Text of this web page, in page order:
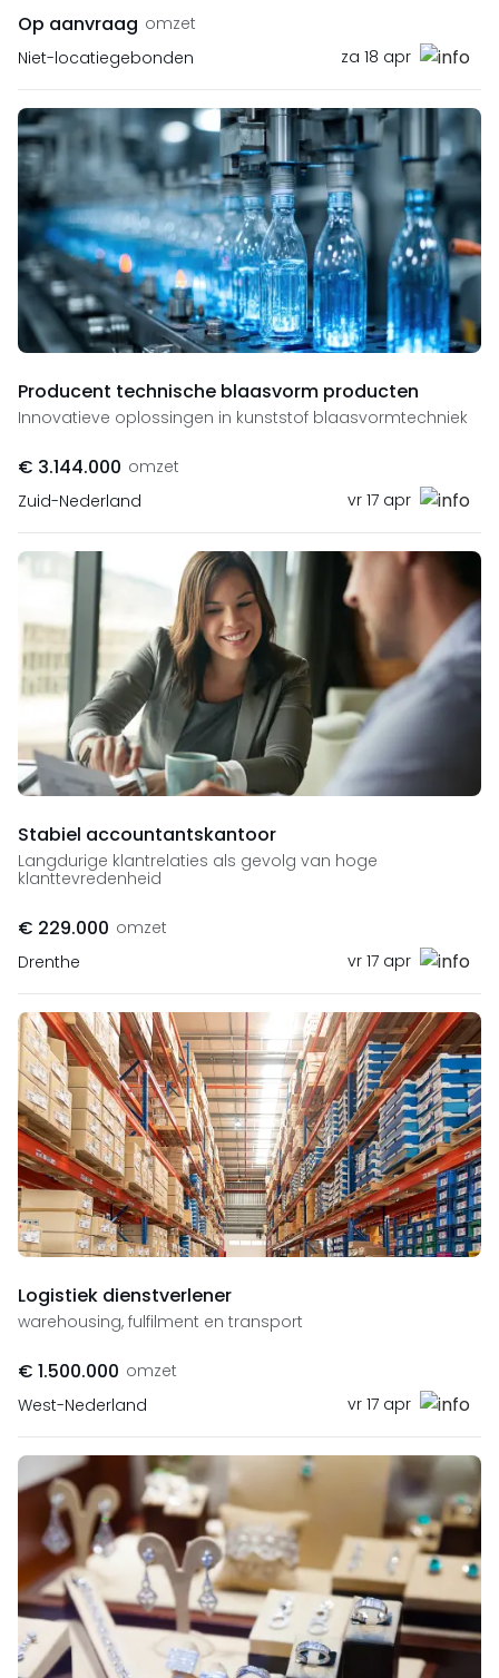
Op aanvraag omzet
Niet-locatiegebonden
za 18 apr
Producent technische blaasvorm producten
Innovatieve oplossingen in kunststof blaasvormtechniek
€ 3.144.000 omzet
Zuid-Nederland
vr 17 apr
Stabiel accountantskantoor
Langdurige klantrelaties als gevolg van hoge
klanttevredenheid
€ 229.000 omzet
Drenthe
vr 17 apr
Logistiek dienstverlener
warehousing, fulfilment en transport
€ 1.500.000 omzet
West-Nederland
vr 17 apr